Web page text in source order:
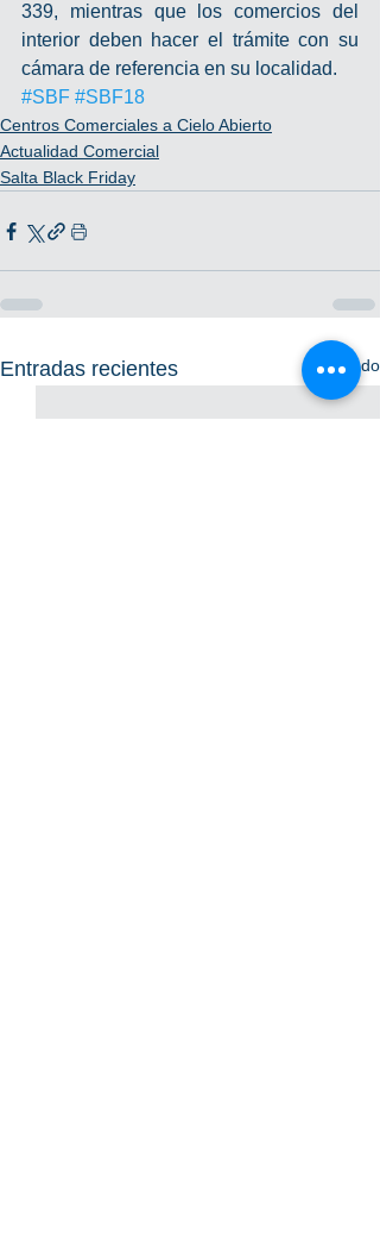
339, mientras que los comercios del
interior deben hacer el trámite con su
cámara de referencia en su localidad.
#SBF #SBF18
Centros Comerciales a Cielo Abierto
Actualidad Comercial
Salta Black Friday
Entradas recientes Ver todo